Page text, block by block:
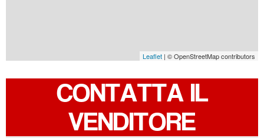
Leaflet | © OpenStreetMap contributors
CONTATTA IL
VENDITORE